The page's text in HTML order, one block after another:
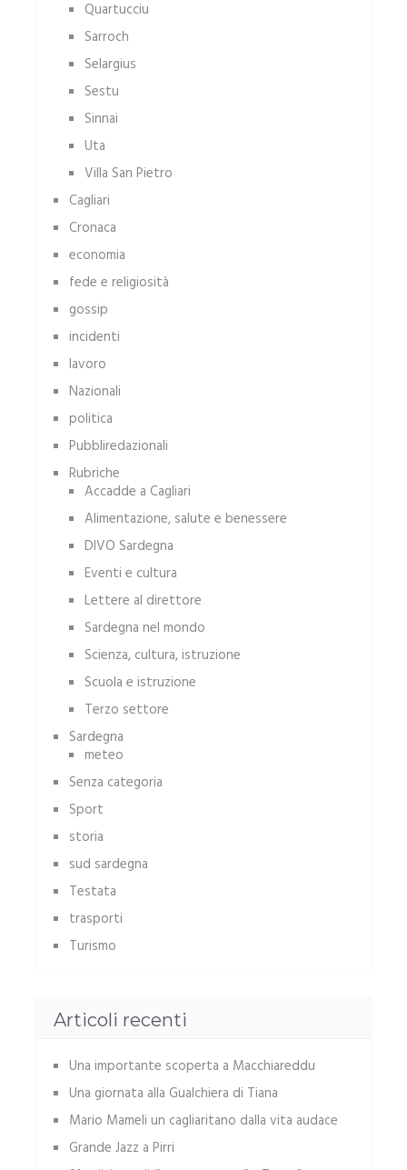
Quartucciu
Sarroch
Selargius
Sestu
Sinnai
Uta
Villa San Pietro
Cagliari
Cronaca
economia
fede e religiosità
gossip
incidenti
lavoro
Nazionali
politica
Pubbliredazionali
Rubriche
Accadde a Cagliari
Alimentazione, salute e benessere
DIVO Sardegna
Eventi e cultura
Lettere al direttore
Sardegna nel mondo
Scienza, cultura, istruzione
Scuola e istruzione
Terzo settore
Sardegna
meteo
Senza categoria
Sport
storia
sud sardegna
Testata
trasporti
Turismo
Articoli recenti
Una importante scoperta a Macchiareddu
Una giornata alla Gualchiera di Tiana
Mario Mameli un cagliaritano dalla vita audace
Grande Jazz a Pirri